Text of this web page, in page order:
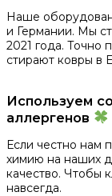
Наше
и Германии. Мы
2021 года. Точно
стирают ковры в
Используем
аллергенов
Если честно нам
химию на наших
качество. Чтобы
навсегда.